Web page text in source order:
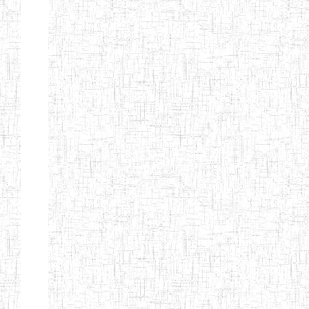
Etablissements
d'enseignement
secondaire
technique
et
professionnel
ESTP
Etablissements